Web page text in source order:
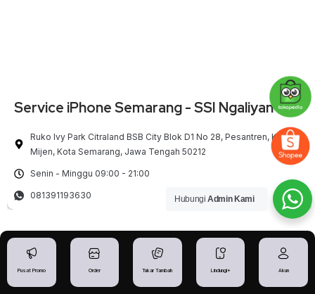
Service iPhone Semarang - SSI Ngaliyan BSB
Ruko Ivy Park Citraland BSB City Blok D1 No 28, Pesantren, Kec.
Mijen, Kota Semarang, Jawa Tengah 50212
Senin - Minggu 09:00 - 21:00
081391193630
Pusat Promo Order Tukar Tambah Lindungi+ Akun
Hubungi Admin Kami